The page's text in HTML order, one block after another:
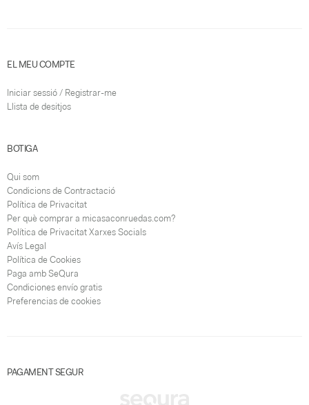
EL MEU COMPTE
Iniciar sessió / Registrar-me
Llista de desitjos
BOTIGA
Qui som
Condicions de Contractació
Política de Privacitat
Per què comprar a micasaconruedas.com?
Política de Privacitat Xarxes Socials
Avís Legal
Política de Cookies
Paga amb SeQura
Condiciones envío gratis
Preferencias de cookies
PAGAMENT SEGUR